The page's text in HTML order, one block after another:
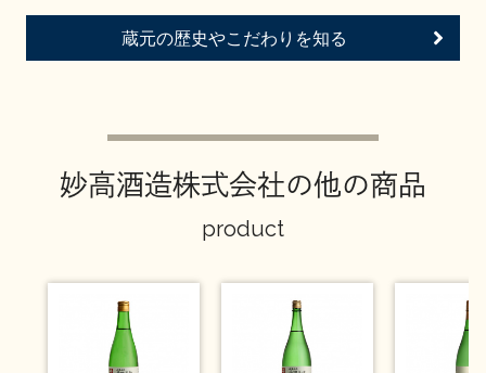
お問い合わせ
蔵元の歴史やこだわりを知る
妙高酒造株式会社の他の商品
product